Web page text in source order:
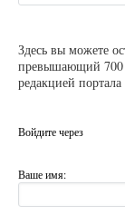
Здесь вы можете
превышающий 700
редакцией портала
Войдите через
Ваше имя: